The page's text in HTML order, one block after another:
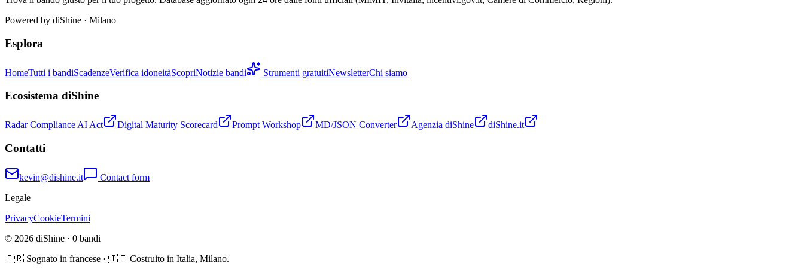
Powered by diShine · Milano
Esplora
HomeTutti i bandiScadenzeVerifica idoneitàScopriNotizie bandi Strumenti gratuitiNewsletterChi siamo
Ecosistema diShine
Radar Compliance AI Act Digital Maturity Scorecard Prompt Workshop MD/JSON Converter Agenzia diShine diShine.it
Contatti
kevin@dishine.it
Contact form
Legale
PrivacyCookieTermini
© 2026 diShine · 0 bandi
🇫🇷 Sognato in francese · 🇮🇹 Costruito in Italia, Milano.